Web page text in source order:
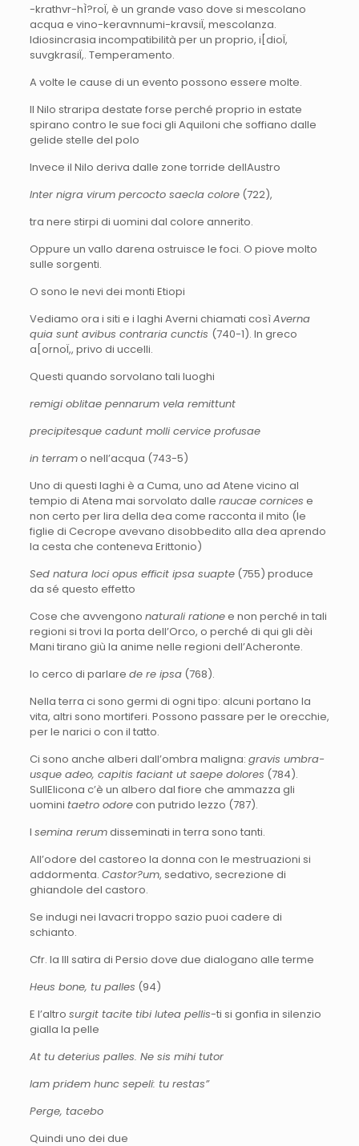
-krathvr-hÌ?roÏ, è un grande vaso dove si mescolano
acqua e vino-keravnnumi-kravsiÏ, mescolanza.
Idiosincrasia incompatibilità per un proprio, i[dioÏ,
suvgkrasiÏ,. Temperamento.
A volte le cause di un evento possono essere molte.
Il Nilo straripa destate forse perché proprio in estate
spirano contro le sue foci gli Aquiloni che soffiano dalle
gelide stelle del polo
Invece il Nilo deriva dalle zone torride dellAustro
Inter nigra virum percocto saecla colore(722),
tra nere stirpi di uomini dal colore annerito.
Oppure un vallo darena ostruisce le foci. O piove molto
sulle sorgenti.
O sono le nevi dei monti Etiopi
Vediamo ora i siti e i laghi Averni chiamati cosìAverna
quia sunt avibus contraria cunctis (740-1). In greco
a[ornoÏ,, privo di uccelli.
Questi quando sorvolano tali luoghi
remigi oblitae pennarum vela remittunt
precipitesque cadunt molli cervice profusae
in terramo nell’acqua (743-5)
Uno di questi laghi è a Cuma, uno ad Atene vicino al
tempio di Atena mai sorvolato dalle raucae cornices e
non certo per lira della dea come racconta il mito (le
figlie di Cecrope avevano disobbedito alla dea aprendo
la cesta che conteneva Erittonio)
Sed natura loci opus efficit ipsa suapte(755) produce
da sé questo effetto
Cose che avvengono naturali rationee non perché in tali
regioni si trovi la porta dell’Orco, o perché di qui gli dèi
Mani tirano giù la anime nelle regioni dell’Acheronte.
Io cerco di parlare de re ipsa(768).
Nella terra ci sono germi di ogni tipo: alcuni portano la
vita, altri sono mortiferi. Possono passare per le orecchie,
per le narici o con il tatto.
Ci sono anche alberi dall’ombra maligna: gravis umbra-
usque adeo, capitis faciant ut saepe dolores (784).
SullElicona c’è un albero dal fiore che ammazza gli
uomini taetro odorecon putrido lezzo (787).
I semina rerumdisseminati in terra sono tanti.
All’odore del castoreo la donna con le mestruazioni si
addormenta. Castor?um, sedativo, secrezione di
ghiandole del castoro.
Se indugi nei lavacri troppo sazio puoi cadere di
schianto.
Cfr. la III satira di Persio dove due dialogano alle terme
Heus bone, tu palles (94)
E l’altro surgit tacite tibi lutea pellis-ti si gonfia in silenzio
gialla la pelle
At tu deterius palles. Ne sis mihi tutor
Iam pridem hunc sepeli: tu restas”
Perge, tacebo
Quindi uno dei due